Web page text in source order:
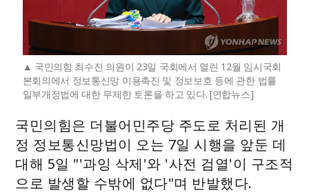
국민의힘 최수진 의원이 23일 국회에서 열린 12월 임시국회
본회의에서 정보통신망 이용촉진 및 정보보호 등에 관한 법률
일부개정법에 대한 무제한 토론을 하고 있다. [연합뉴스]
국민의힘은 더불어민주당 주도로 처리된 개
정 정보통신망법이 오는 7일 시행을 앞둔 데
대해 5일 "'과잉 삭제'와 '사전 검열'이 구조적
으로 발생할 수밖에 없다"며 반발했다.